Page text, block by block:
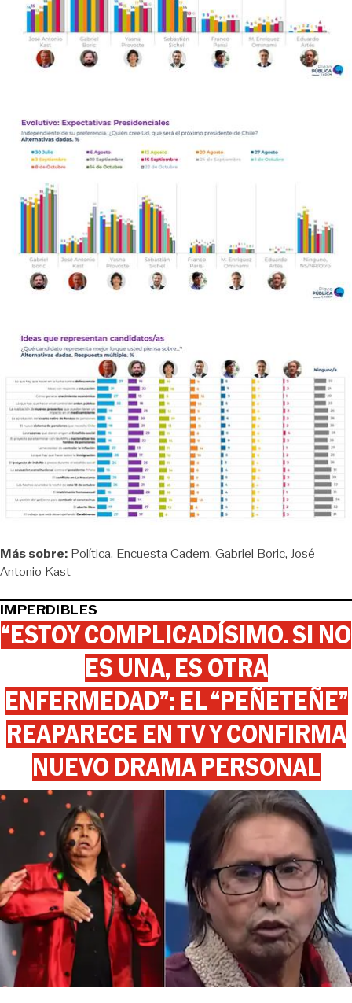
Más sobre: Política Encuesta Cadem Gabriel Boric José
Antonio Kast
IMPERDIBLES
“ESTOY COMPLICADÍSIMO. SI NO
ES UNA, ES OTRA
ENFERMEDAD”: EL “PEÑETEÑE”
REAPARECE EN TV Y CONFIRMA
NUEVO DRAMA PERSONAL